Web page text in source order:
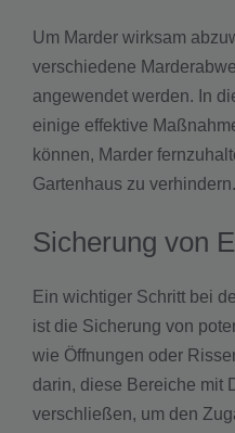
Um Marder wirksam
verschiedene
angewendet werden. In
einige effektive
können, Marder
Gartenhaus zu verhindern.
Sicherung von
Ein wichtiger Schritt bei
ist die Sicherung von
wie Öffnungen oder
darin, diese Bereiche mit
verschließen, um den